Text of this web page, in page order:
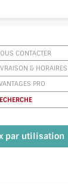
CONTACTER
& HORAIRES
PRO
par utilisation